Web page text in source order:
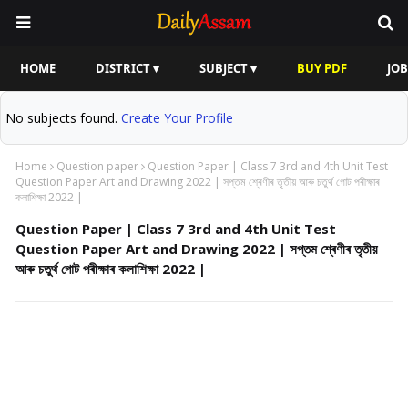
HOME DISTRICT ▾ SUBJECT ▾ BUY PDF
No subjects found. Create Your Profile
Home Question paper
Question Paper | Class 7 3rd and 4th Unit Test
Question Paper Art and Drawing 2022 | সপ্তম শ্ৰেণীৰ তৃতীয় আৰু চতুৰ্থ গোট পৰীক্ষাৰ
কলাশিক্ষা 2022 |
Question Paper | Class 7 3rd and 4th Unit Test
Question Paper Art and Drawing 2022 | সপ্তম শ্ৰেণীৰ তৃতীয়
আৰু চতুৰ্থ গোট পৰীক্ষাৰ কলাশিক্ষা 2022 |